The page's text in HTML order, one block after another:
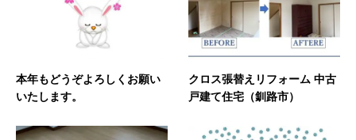
本年もどうぞよろしくお願い
いたします。
クロス張替えリフォーム 中古
戸建て住宅（釧路市）